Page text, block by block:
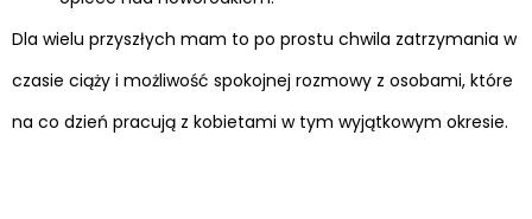
Dla wielu przyszłych mam to po prostu chwila zatrzymania w
czasie ciąży i możliwość spokojnej rozmowy z osobami, które
na co dzień pracują z kobietami w tym wyjątkowym okresie.